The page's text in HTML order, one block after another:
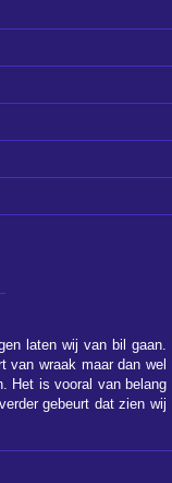
laten wij van bil gaan.
van wraak maar dan wel
Het is vooral van belang
gebeurt dat zien wij